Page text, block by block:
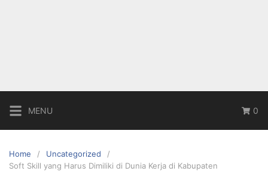
MENU 0
Home
Uncategorized
Soft Skill yang Harus Dimiliki di Dunia Kerja di Kabupaten